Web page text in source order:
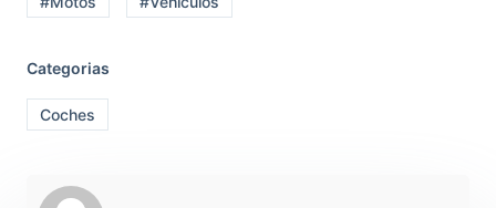
Categorias
Coches